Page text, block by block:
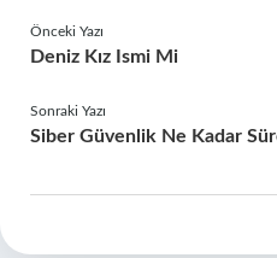
Önceki Yazı
Deniz Kız Ismi Mi
Sonraki Yazı
Siber Güvenlik Ne Kadar